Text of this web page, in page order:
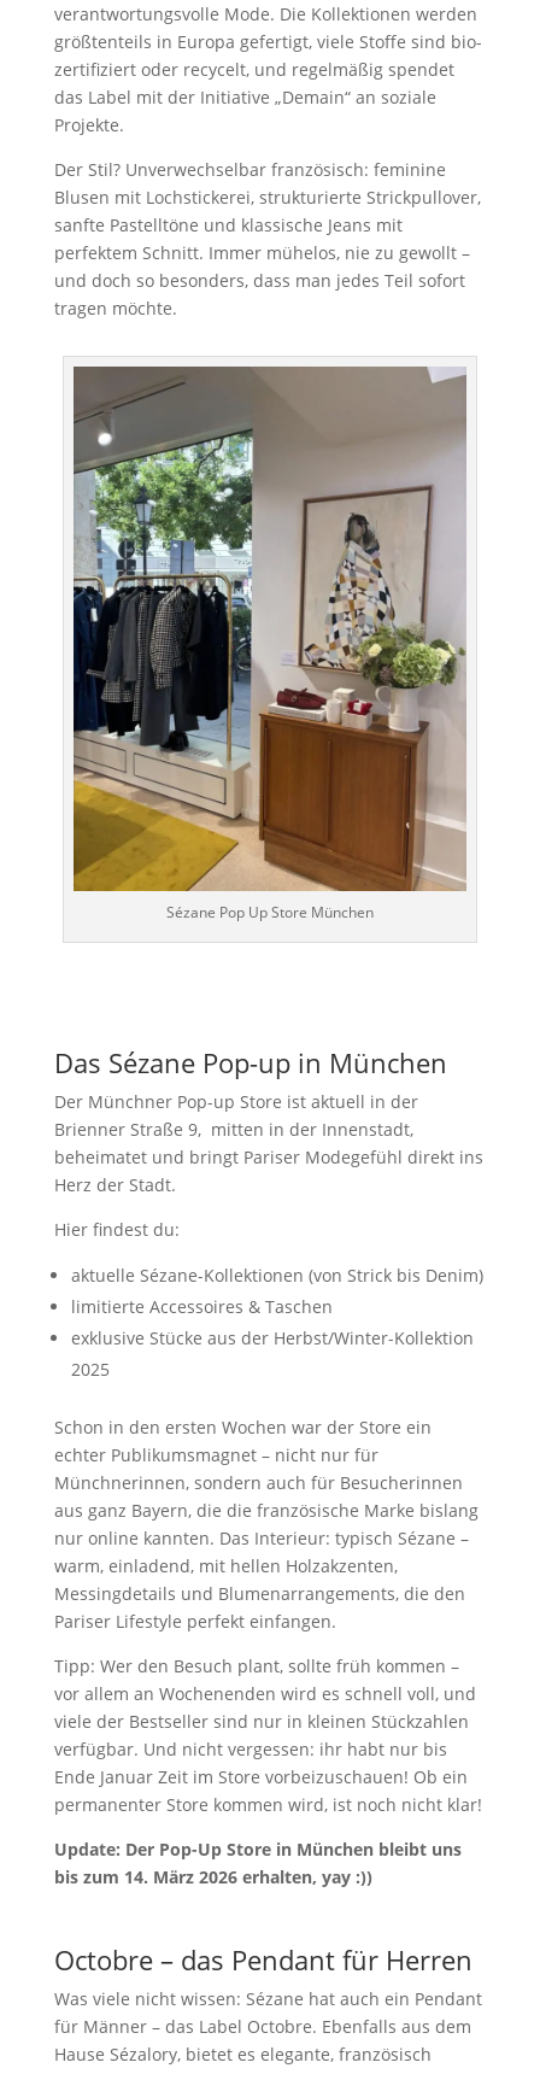
verantwortungsvolle Mode. Die Kollektionen werden
größtenteils in Europa gefertigt, viele Stoffe sind bio-
zertifiziert oder recycelt, und regelmäßig spendet
das Label mit der Initiative „Demain“ an soziale
Projekte.
Der Stil? Unverwechselbar französisch: feminine
Blusen mit Lochstickerei, strukturierte Strickpullover,
sanfte Pastelltöne und klassische Jeans mit
perfektem Schnitt. Immer mühelos, nie zu gewollt –
und doch so besonders, dass man jedes Teil sofort
tragen möchte.
Sézane Pop Up Store München
Das Sézane Pop-up in München
Der Münchner Pop-up Store ist aktuell in der
Brienner Straße 9, mitten in der Innenstadt,
beheimatet und bringt Pariser Modegefühl direkt ins
Herz der Stadt.
Hier findest du:
aktuelle Sézane-Kollektionen (von Strick bis Denim)
limitierte Accessoires & Taschen
exklusive Stücke aus der Herbst/Winter-Kollektion
2025
Schon in den ersten Wochen war der Store ein
echter Publikumsmagnet – nicht nur für
Münchnerinnen, sondern auch für Besucherinnen
aus ganz Bayern, die die französische Marke bislang
nur online kannten. Das Interieur: typisch Sézane –
warm, einladend, mit hellen Holzakzenten,
Messingdetails und Blumenarrangements, die den
Pariser Lifestyle perfekt einfangen.
Tipp: Wer den Besuch plant, sollte früh kommen –
vor allem an Wochenenden wird es schnell voll, und
viele der Bestseller sind nur in kleinen Stückzahlen
verfügbar. Und nicht vergessen: ihr habt nur bis
Ende Januar Zeit im Store vorbeizuschauen! Ob ein
permanenter Store kommen wird, ist noch nicht klar!
Update: Der Pop-Up Store in München bleibt uns
bis zum 14. März 2026 erhalten, yay :))
Octobre – das Pendant für Herren
Was viele nicht wissen: Sézane hat auch ein Pendant
für Männer – das Label Octobre. Ebenfalls aus dem
Hause Sézalory, bietet es elegante, französisch